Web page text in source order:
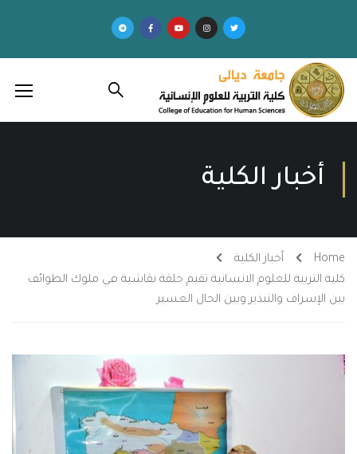
أخبار الكلية
Home
أخبار الكلية
كلية التربية للعلوم الانسانية تقيم حلقة نقاشية في ملوك الطوائف
بين الإسراف والتبذير وبين الحال العسير